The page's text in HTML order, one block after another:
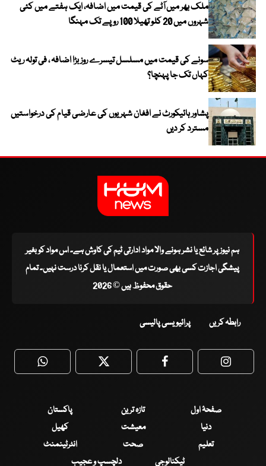
ملک بھر میں آٹے کی قیمت میں اضافہ، ایک ہفتے میں کئی
شہروں میں 20 کلو تھیلا 100 روپے تک مہنگا
سونے کی قیمت میں مسلسل تیسرے روز بڑا اضافہ ، فی تولہ ریٹ
کہاں تک جا پہنچا؟
پشاور ہائیکورٹ نے افغان شہریوں کی عارضی قیام کی درخواستیں
مسترد کر دیں
ہم نیوز پر شائع یا نشر ہونے والا مواد ادارتی ٹیم کی کاوش ہے۔ اس مواد کو بغیر
پیشگی اجازت کسی بھی صورت میں استعمال یا نقل کرنا درست نہیں۔ تمام
حقوق محفوظ ہیں © 2026
رابطہ کریں پرائیویسی پالیسی
WhatsApp Twitter Facebook
صفحۂ اول تازہ ترین
پاکستان
دنیا
معیشت
کھیل
تعلیم
صحت
انٹرٹینمنٹ
ٹیکنالوجی
دلچسپ و عجیب